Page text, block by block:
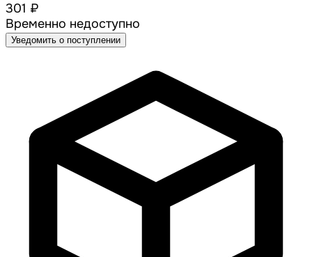
301 ₽
Временно недоступно
Уведомить о поступлении